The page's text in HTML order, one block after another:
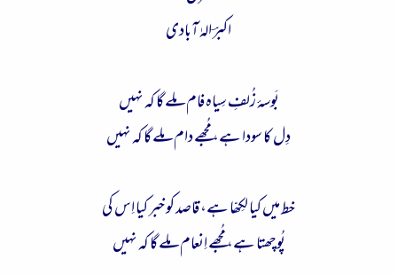
اکبرؔ الہٰ آبادی
بَوسۂ زُلفِ سِیاہ فام مِلے گا کہ نہیں
دِل کا سودا ہے، مُجھے دام مِلے گا کہ نہیں
خط میں کیا لکِھّا ہے، قاصد کو خبر کیا اِس کی
پُوچھتا ہے، مُجھے اِنعام مِلے گا کہ نہیں